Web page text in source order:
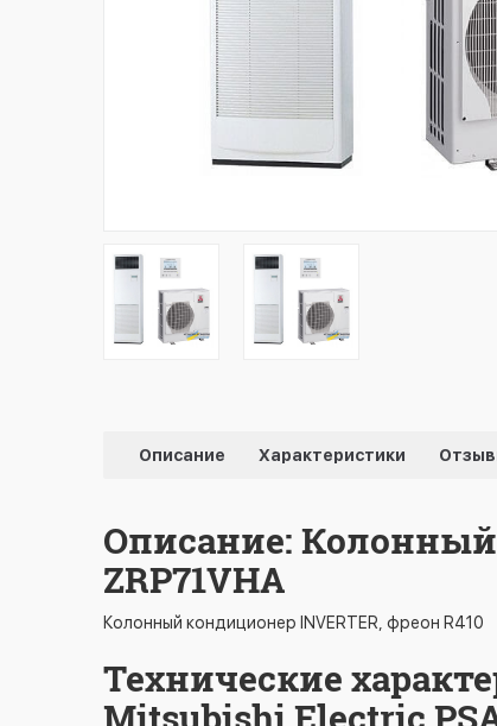
Описание Характеристики
Описание: Колонный
ZRP71VHA
Колонный кондиционер INVERTER, фреон R410
Технические